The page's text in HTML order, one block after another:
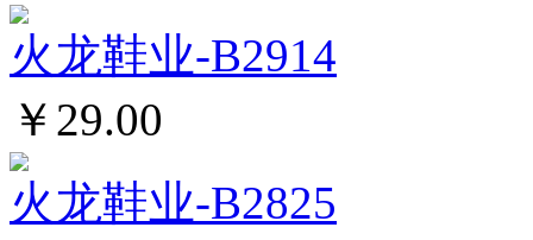
火龙鞋业-B2914
￥29.00
火龙鞋业-B2825